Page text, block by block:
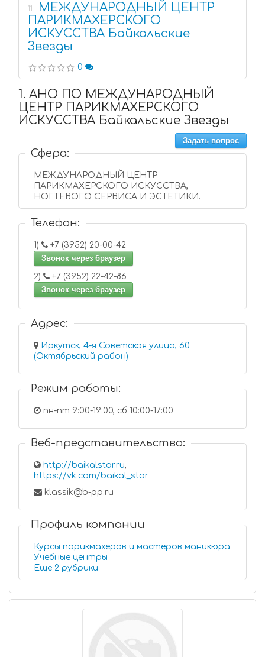
11
МЕЖДУНАРОДНЫЙ ЦЕНТР
ПАРИКМАХЕРСКОГО
ИСКУССТВА Байкальские
Звезды
0
1. АНО ПО МЕЖДУНАРОДНЫЙ
ЦЕНТР ПАРИКМАХЕРСКОГО
ИСКУССТВА Байкальские Звезды
Задать вопрос
Сфера:
МЕЖДУНАРОДНЫЙ ЦЕНТР
ПАРИКМАХЕРСКОГО ИСКУССТВА,
НОГТЕВОГО СЕРВИСА И ЭСТЕТИКИ.
Телефон:
1)
+7 (3952) 20-00-42
Звонок через браузер
2)
+7 (3952) 22-42-86
Звонок через браузер
Адрес:
Иркутск, 4-я Советская улица, 60
(Октябрьский район)
Режим работы:
пн-пт 9:00-19:00, сб 10:00-17:00
Веб-представительство:
http://baikalstar.ru,
https://vk.com/baikal_star
klassik@b-pp.ru
Профиль компании
Курсы парикмахеров и мастеров маникюра
Учебные центры
Еще 2 рубрики